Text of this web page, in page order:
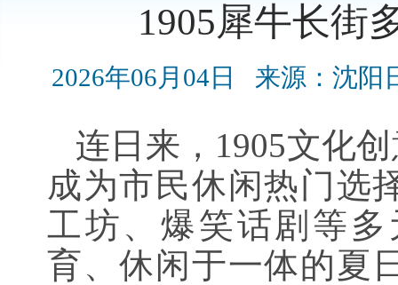
1905犀牛长街
2026年06月04日 来源：沈阳
连日来，1905文化
成为市民休闲热门选
工坊、爆笑话剧等
育、休闲于一体的夏